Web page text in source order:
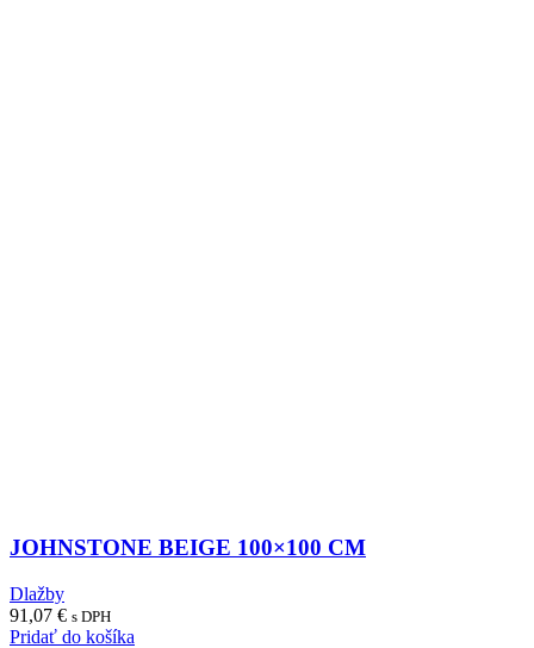
JOHNSTONE BEIGE 100×100 CM
Dlažby
91,07 € s DPH
Pridať do košíka